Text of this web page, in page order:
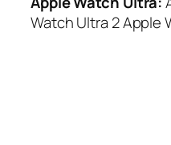
Watch Ultra 2 Apple